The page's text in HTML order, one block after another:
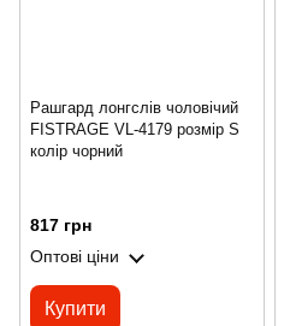
Рашгард лонгслів чоловічий
FISTRAGE VL-4179 розмір S
колір чорний
817 грн
Оптові ціни
Купити